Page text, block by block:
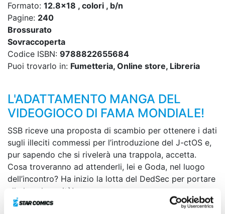
Formato: 12.8x18 , colori , b/n
Pagine: 240
Brossurato
Sovraccoperta
Codice ISBN: 9788822655684
Puoi trovarlo in: Fumetteria, Online store, Libreria
L'ADATTAMENTO MANGA DEL
VIDEOGIOCO DI FAMA MONDIALE!
SSB riceve una proposta di scambio per ottenere i dati
sugli illeciti commessi per l’introduzione del J-ctOS e,
pur sapendo che si rivelerà una trappola, accetta.
Cosa troveranno ad attenderli, lei e Goda, nel luogo
dell’incontro? Ha inizio la lotta del DedSec per portare
alla luce la verità!